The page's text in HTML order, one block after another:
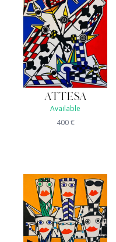
ATTESA
Available
400€